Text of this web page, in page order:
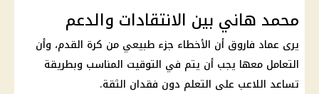
محمد هاني بين الانتقادات والدعم
يرى عماد فاروق أن الأخطاء جزء طبيعي من كرة القدم، وأن
التعامل معها يجب أن يتم في التوقيت المناسب وبطريقة
تساعد اللاعب على التعلم دون فقدان الثقة.